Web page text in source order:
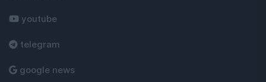
youtube
telegram
google news